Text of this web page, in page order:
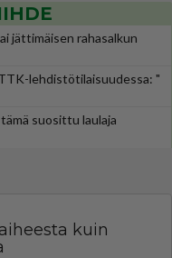
jättimäisen rahasalkun
lehdistötilaisuudessa: "
suosittu laulaja
kuin